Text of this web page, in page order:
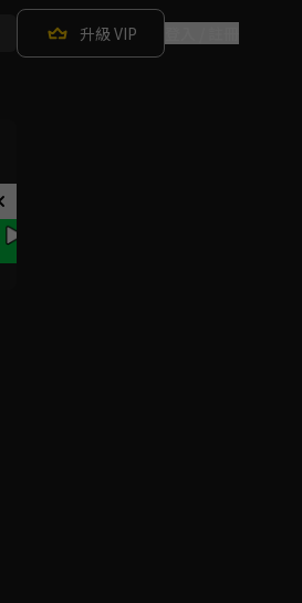
升級 VIP